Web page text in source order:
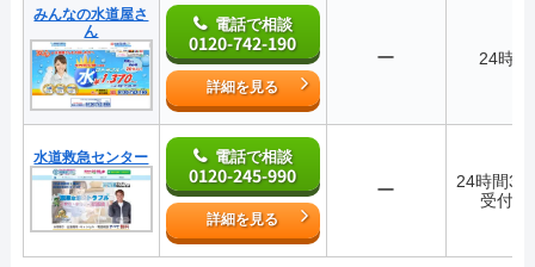
みんなの水道屋さ
ん
電話で相談
0120-742-190
詳細を見る
ー 24時間
水道救急センター 電話で相談
0120-245-990
詳細を見る
ー
24時間
受付中